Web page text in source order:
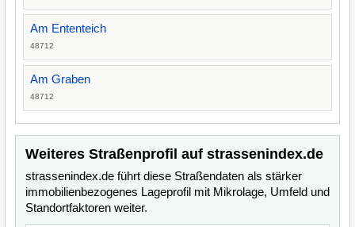
Am Ententeich
48712
Am Graben
48712
Weiteres Straßenprofil auf strassenindex.de
strassenindex.de führt diese Straßendaten als stärker
immobilienbezogenes Lageprofil mit Mikrolage, Umfeld und
Standortfaktoren weiter.